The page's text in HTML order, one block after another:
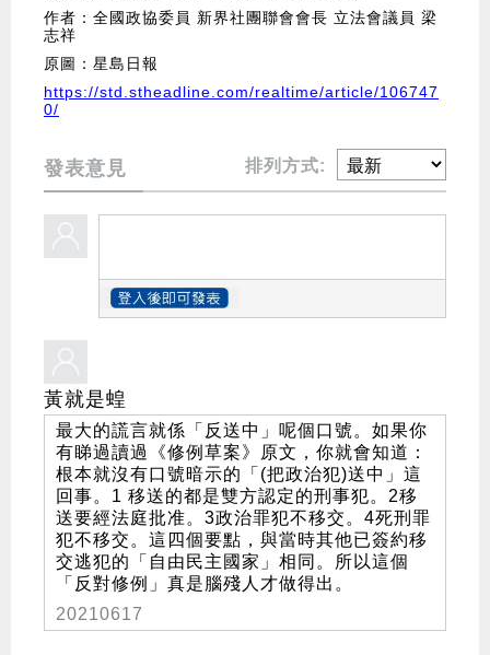
作者：全國政協委員 新界社團聯會會長 立法會議員 梁
志祥
原圖：星島日報
https://std.stheadline.com/realtime/article/106747
0/
發表意見 排列方式:
黃就是蝗
最大的謊言就係「反送中」呢個口號。如果你
有睇過讀過《修例草案》原文，你就會知道：
根本就沒有口號暗示的「(把政治犯)送中」這
回事。1 移送的都是雙方認定的刑事犯。2移
送要經法庭批准。3政治罪犯不移交。4死刑罪
犯不移交。這四個要點，與當時其他已簽約移
交逃犯的「自由民主國家」相同。所以這個
「反對修例」真是腦殘人才做得出。
20210617